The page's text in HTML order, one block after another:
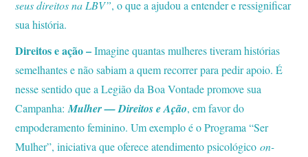
seus direitos na LBV”, o que a ajudou a entender e ressignificar
sua história.
Direitos e ação –Imagine quantas mulheres tiveram histórias
semelhantes e não sabiam a quem recorrer para pedir apoio. É
nesse sentido que a Legião da Boa Vontade promove sua
Campanha:Mulher — Direitos e Ação, em favor do
empoderamento feminino. Um exemplo é o Programa “Ser
Mulher”, iniciativa que oferece atendimento psicológicoon-